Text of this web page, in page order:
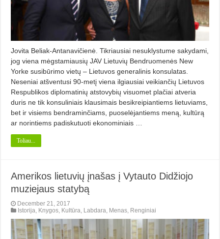
Jovita Beliak-Antanavičienė. Tikriausiai nesuklystume sakydami,
jog viena mėgstamiausių JAV Lietuvių Bendruomenės New
Yorke susibūrimo vietų – Lietuvos generalinis konsulatas.
Neseniai atšventusi 90-metį viena ilgiausiai veikiančių Lietuvos
Respublikos diplomatinių atstovybių visuomet plačiai atveria
duris ne tik konsuliniais klausimais besikreipiantiems lietuviams,
bet ir visiems bendraminčiams, puoselėjantiems meną, kultūrą
ar norintiems padiskutuoti ekonominiais …
Toliau...
Amerikos lietuvių įnašas į Vytauto Didžiojo
muziejaus statybą
December 21, 2017
Istorija, Knygos, Kultūra, Labdara, Menas, Renginiai